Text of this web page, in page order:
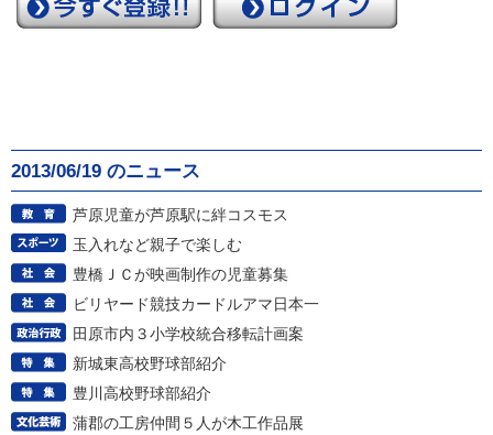
2013/06/19 のニュース
芦原児童が芦原駅に絆コスモス
玉入れなど親子で楽しむ
豊橋ＪＣが映画制作の児童募集
ビリヤード競技カードルアマ日本一
田原市内３小学校統合移転計画案
新城東高校野球部紹介
豊川高校野球部紹介
蒲郡の工房仲間５人が木工作品展